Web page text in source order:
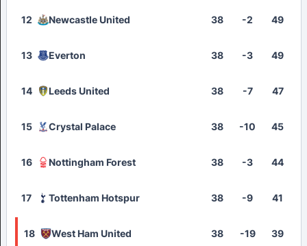
12 Newcastle United 38 -2 49
13 Everton 38 -3 49
14 Leeds United 38 -7 47
15 Crystal Palace 38 -10 45
16 Nottingham Forest 38 -3 44
17 Tottenham Hotspur 38 -9 41
18 West Ham United 38 -19 39